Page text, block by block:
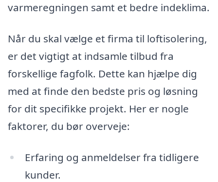
varmeregningen samt et bedre indeklima.
Når du skal vælge et firma til loftisolering,
er det vigtigt at indsamle tilbud fra
forskellige fagfolk. Dette kan hjælpe dig
med at finde den bedste pris og løsning
for dit specifikke projekt. Her er nogle
faktorer, du bør overveje:
Erfaring og anmeldelser fra tidligere
kunder.